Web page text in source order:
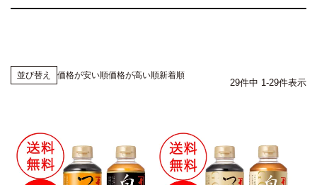
並び替え 価格が安い順価格が高い順新着順
29件中 1-29件表示